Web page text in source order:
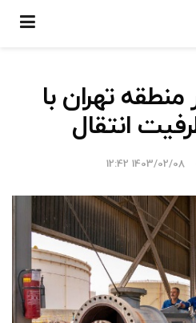
منطقه تهران با
انتقال
1403/02/08 12:42